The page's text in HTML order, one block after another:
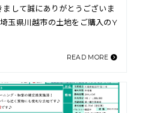
まして誠にありがとうございま
埼玉県川越市の土地をご購入のY
READ MORE